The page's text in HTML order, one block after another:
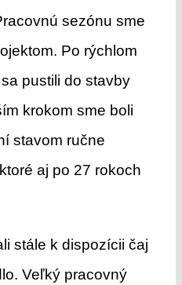
sezónu sme
Po rýchlom
pustili do stavby
krokom sme boli
stavom ručne
aj po 27 rokoch
stále k dispozícii čaj
Veľký pracovný